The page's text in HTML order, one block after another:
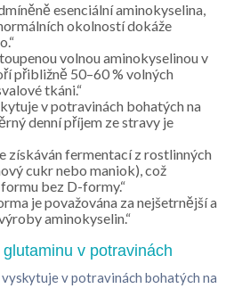
esenciální aminokyselina,
okolností dokáže
volnou aminokyselinou v
přibližně 50–60 % volných
tkáni.“
v potravinách bohatých na
denní příjem ze stravy je
získáván fermentací z rostlinných
cukr nebo maniok), což
bez D-formy.“
je považována za nejšetrnější a
aminokyselin.“
v potravinách
v potravinách bohatých na